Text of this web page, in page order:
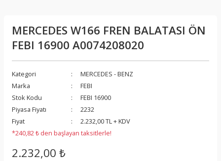
MERCEDES W166 FREN BALATASI ÖN
FEBI 16900 A0074208020
Kategori
MERCEDES - BENZ
Marka
FEBI
Stok Kodu
FEBI 16900
Piyasa Fiyatı
2232
Fiyat
2.232,00 TL + KDV
*240,82 ₺ den başlayan taksitlerle!
2.232,00 ₺